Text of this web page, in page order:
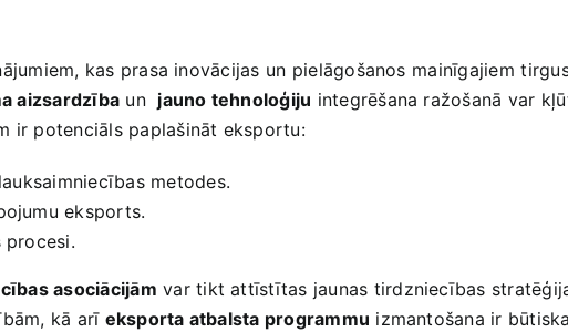
kas prasa inovācijas ⁤un pielāgošanos⁢ mainīgajiem⁣
aizsardzība ​un ​ jauno tehnoloģiju integrēšana ražošanā var⁢
ir potenciāls paplašināt eksportu:
metodes.
eksports.
procesi.
asociācijām var tikt attīstītas jaunas tirdzniecības
kā arī eksporta atbalsta programmu izmantošana ir